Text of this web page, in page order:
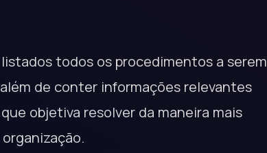
todos os procedimentos a serem
de conter informações relevantes
objetiva resolver da maneira mais